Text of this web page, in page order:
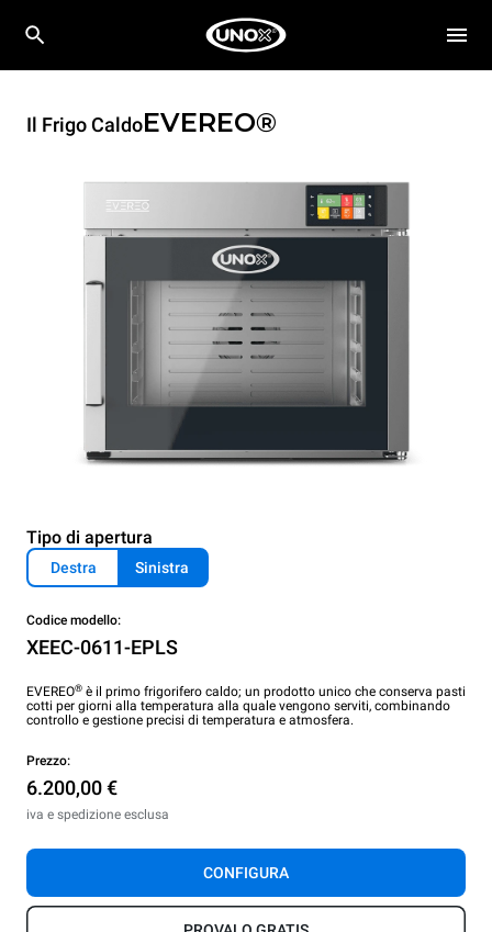
Il Frigo CaldoEVEREO®
Tipo di apertura
Destra Sinistra
Codice modello:
XEEC-0611-EPLS
EVEREO® è il primo frigorifero caldo; un prodotto unico che conserva pasti
cotti per giorni alla temperatura alla quale vengono serviti, combinando
controllo e gestione precisi di temperatura e atmosfera.
Prezzo:
6.200,00 €
iva e spedizione esclusa
CONFIGURA